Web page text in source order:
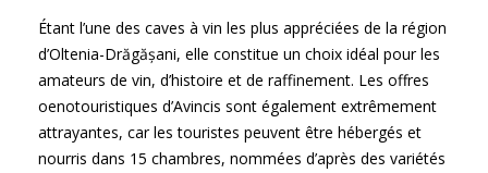
Étant l’une des caves à vin les plus appréciées de la région
d’Oltenia-Drăgășani, elle constitue un choix idéal pour les
amateurs de vin, d’histoire et de raffinement. Les offres
oenotouristiques d’Avincis sont également extrêmement
attrayantes, car les touristes peuvent être hébergés et
nourris dans 15 chambres, nommées d’après des variétés